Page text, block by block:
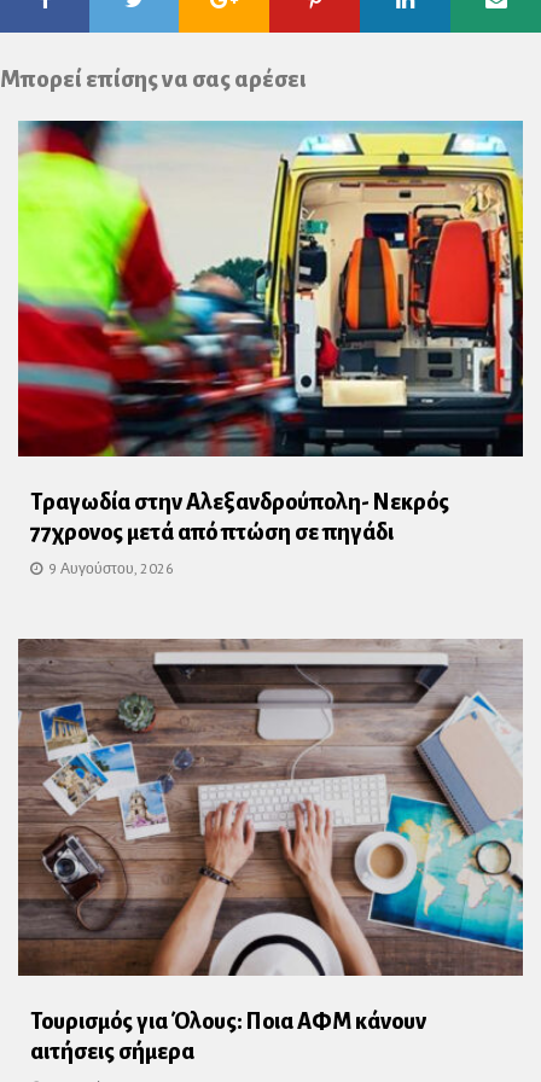
Plus
Μπορεί επίσης να σας αρέσει
Τραγωδία στην Αλεξανδρούπολη- Νεκρός
77χρονος μετά από πτώση σε πηγάδι
9 Αυγούστου, 2026
Τουρισμός για Όλους: Ποια ΑΦΜ κάνουν
αιτήσεις σήμερα